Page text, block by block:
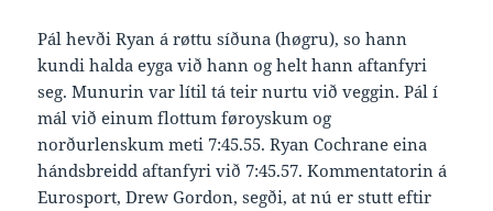
Pál hevði Ryan á røttu síðuna (høgru), so hann
kundi halda eyga við hann og helt hann aftanfyri
seg. Munurin var lítil tá teir nurtu við veggin. Pál í
mál við einum flottum føroyskum og
norðurlenskum meti 7:45.55. Ryan Cochrane eina
hándsbreidd aftanfyri við 7:45.57. Kommentatorin á
Eurosport, Drew Gordon, segði, at nú er stutt eftir